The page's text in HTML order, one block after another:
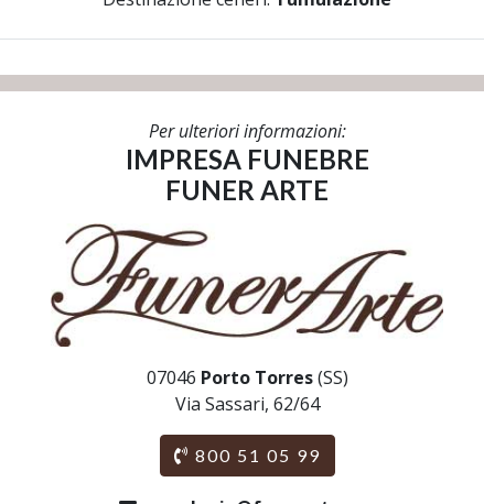
Per ulteriori informazioni:
IMPRESA FUNEBRE
FUNER ARTE
07046 Porto Torres(SS)
Via Sassari, 62/64
800 51 05 99